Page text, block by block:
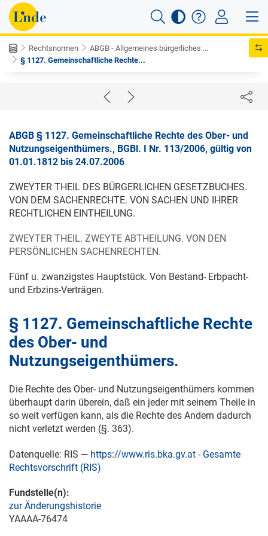
Rechtsnormen
ABGB - Allgemeines bürgerliches ...
§ 1127. Gemeinschaftliche Rechte...
ABGB § 1127. Gemeinschaftliche Rechte des Ober- und
Nutzungseigenthümers., BGBl. I Nr. 113/2006, gültig von
01.01.1812 bis 24.07.2006
ZWEYTER THEIL DES BÜRGERLICHEN GESETZBUCHES.
VON DEM SACHENRECHTE. VON SACHEN UND IHRER
RECHTLICHEN EINTHEILUNG.
ZWEYTER THEIL. ZWEYTE ABTHEILUNG. VON DEN
PERSÖNLICHEN SACHENRECHTEN.
Fünf u. zwanzigstes Hauptstück. Von Bestand- Erbpacht-
und Erbzins-Verträgen.
§ 1127. Gemeinschaftliche Rechte
des Ober- und
Nutzungseigenthümers.
Die Rechte des Ober- und Nutzungseigenthümers kommen
überhaupt darin überein, daß ein jeder mit seinem Theile in
so weit verfügen kann, als die Rechte des Andern dadurch
nicht verletzt werden (§. 363).
Datenquelle: RIS — https://www.ris.bka.gv.at - Gesamte
Rechtsvorschrift (RIS)
Fundstelle(n):
zur Änderungshistorie
YAAAA-76474